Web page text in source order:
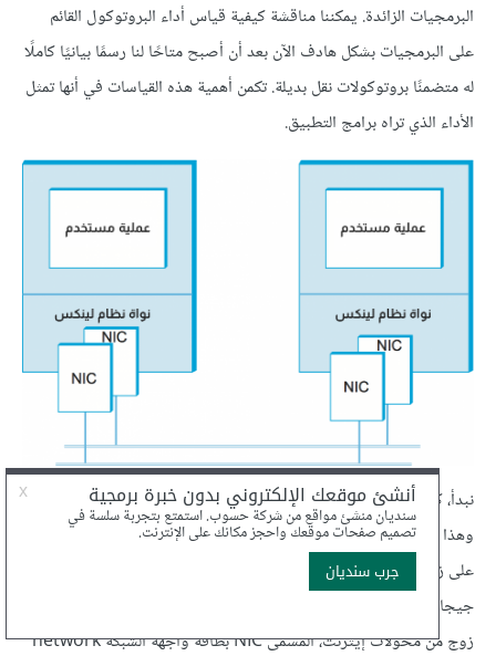
البرمجيات الزائدة. يمكننا مناقشة كيفية قياس أداء البروتوكول القائم
على البرمجيات بشكل هادف الآن بعد أن أصبح متاحًا لنا رسمًا بيانيًا كاملًا
له متضمنًا بروتوكولات نقل بديلة. تكمن أهمية هذه القياسات في أنها تمثل
الأداء الذي تراه برامج التطبيق.
نبدأ، كما ينبغي لأي تقرير لنتائج التجارب، بوصف طريقتنا التجريبية.
وهذا يشمل الجهاز المستخدم في التجارب، حيث تحتوي كل محطة عمل
جيجاهرتز والتي تعمل بنظام لينوكس في هذه الحالة. يجري استخدام
زوج من محوّلات إيثرنت، المسمَّى NIC بطاقة واجهة الشبكة network